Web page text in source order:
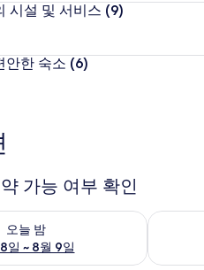
시설 및 서비스 (9)
안한 숙소 (6)
가능 여부 확인
오늘 밤
일 ~ 8월 9일
여부 확인, 8월 8일 ~ 8월 9일
내일 예